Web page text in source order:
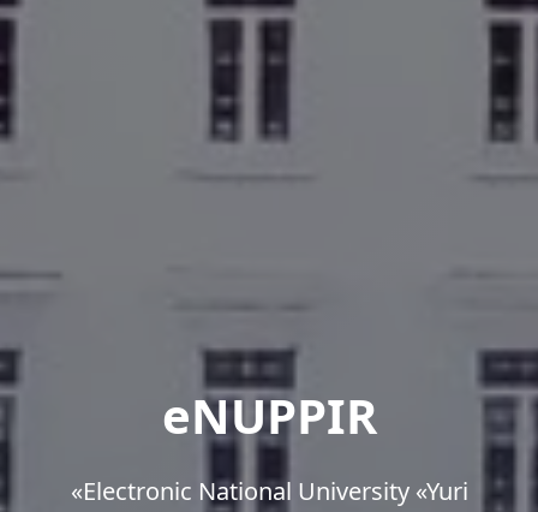
eNUPPIR
«Еlectronic National University «Yuri